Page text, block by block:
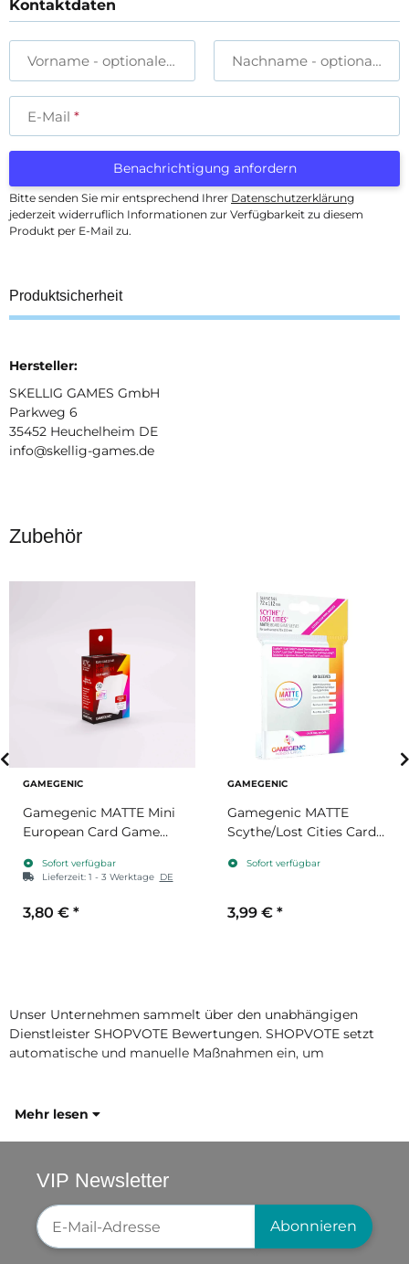
Kontaktdaten
Vorname - optionale Angabe Nachname - optionale
E-Mail
Benachrichtigung anfordern
Bitte senden Sie mir entsprechend Ihrer Datenschutzerklärung
jederzeit widerruflich Informationen zur Verfügbarkeit zu diesem
Produkt per E-Mail zu.
Produktsicherheit
Hersteller:
SKELLIG GAMES GmbH
Parkweg 6
35452 Heuchelheim DE
info@skellig-games.de
Zubehör
GAMEGENIC
Gamegenic MATTE Mini
European Card Game
71mmSofort verfügbar
Lieferzeit: 1 - 3 Werktage DE
3,80 € *
GAMEGENIC
Gamegenic MATTE
Scythe/Lost Cities Card
x 112mm
Sofort verfügbar
3,99 € *
Unser Unternehmen sammelt über den unabhängigen
Dienstleister SHOPVOTE Bewertungen. SHOPVOTE setzt
automatische und manuelle Maßnahmen ein, um
Mehr lesen
VIP Newsletter
Newsletter-Registrierung
Abonnieren